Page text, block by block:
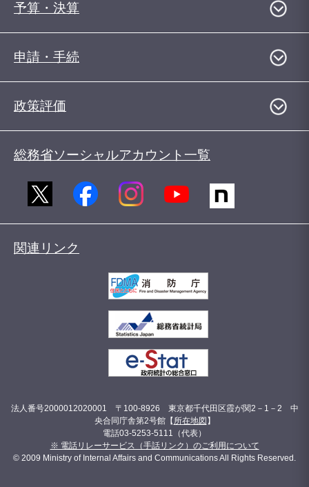
予算・決算
申請・手続
政策評価
総務省ソーシャルアカウント一覧
関連リンク
法人番号2000012020001 〒100-8926 東京都千代田区霞が関2－1－2 中
央合同庁舎第2号館【 所在地図 】
電話03-5253-5111（代表）
※ 電話リレーサービス（手話リンク）のご利用について
© 2009 Ministry of Internal Affairs and Communications All Rights Reserved.